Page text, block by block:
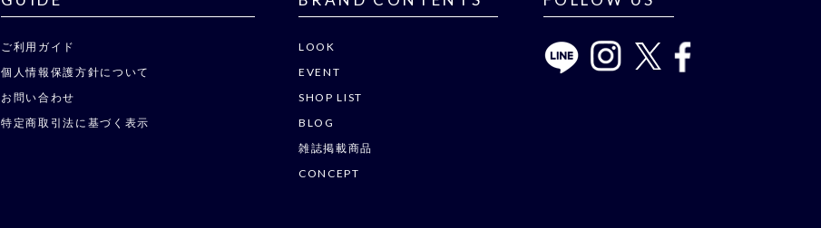
ご利用ガイド
個人情報保護方針について
お問い合わせ
特定商取引法に基づく表示
LOOK
EVENT
SHOP LIST
BLOG
雑誌掲載商品
CONCEPT